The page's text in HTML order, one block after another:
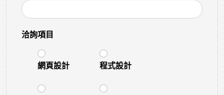
洽詢項目
網頁設計 程式設計